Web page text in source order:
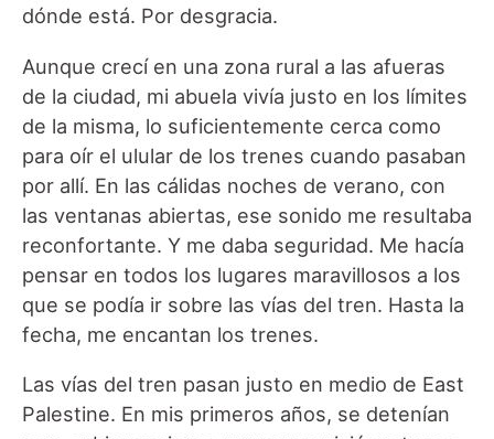
dónde está. Por desgracia.
Aunque crecí en una zona rural a las afueras
de la ciudad, mi abuela vivía justo en los límites
de la misma, lo suficientemente cerca como
para oír el ulular de los trenes cuando pasaban
por allí. En las cálidas noches de verano, con
las ventanas abiertas, ese sonido me resultaba
reconfortante. Y me daba seguridad. Me hacía
pensar en todos los lugares maravillosos a los
que se podía ir sobre las vías del tren. Hasta la
fecha, me encantan los trenes.
Las vías del tren pasan justo en medio de East
Palestine. En mis primeros años, se detenían